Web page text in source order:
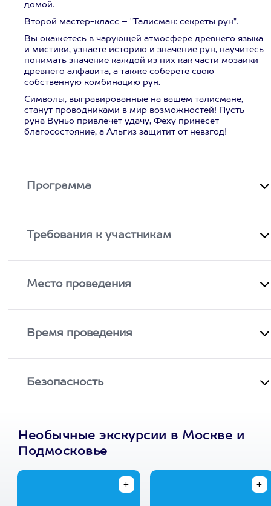
домой.
Второй мастер-класс – "Талисман: секреты рун".
Вы окажетесь в чарующей атмосфере древнего языка
и мистики, узнаете историю и значение рун, научитесь
понимать значение каждой из них как части мозаики
древнего алфавита, а также соберете свою
собственную комбинацию рун.
Символы, выгравированные на вашем талисмане,
станут проводниками в мир возможностей! Пусть
руна Вуньо привлечет удачу, Феху принесет
благосостояние, а Альгиз защитит от невзгод!
Программа
Требования к участникам
Место проведения
Время проведения
Безопасность
Необычные экскурсии в Москве и
Подмосковье